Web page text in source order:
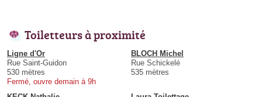
Toiletteurs à proximité
Ligne d'Or
Rue Saint-Guidon
530 mètres
Fermé, ouvre demain à 9h
BLOCH Michel
Rue Schickelé
535 mètres